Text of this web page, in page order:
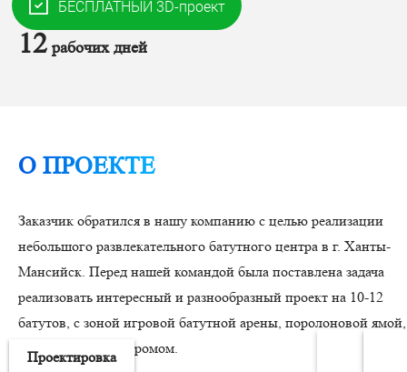
Монтаж
12 рабочих дней
О ПРОЕКТЕ
Заказчик обратился в нашу компанию с целью реализации
небольшого развлекательного батутного центра в г. Ханты-
Мансийск. Перед нашей командой была поставлена задача
реализовать интересный и разнообразный проект на 10-12
батутов, с зоной игровой батутной арены, поролоновой ямой,
вышками и скалодромом.
Проектировка